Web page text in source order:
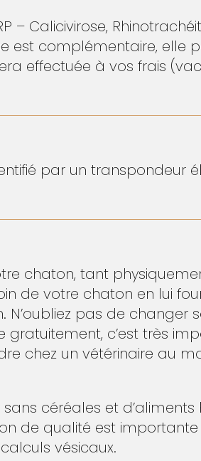
– Calicivirose,
est complémentaire, elle
effectuée à vos frais
par un transpondeur
chaton, tant
de votre chaton en lui
N’oubliez pas de changer
gratuitement, c’est très
chez un vétérinaire au
céréales et
de qualité est
vésicaux.